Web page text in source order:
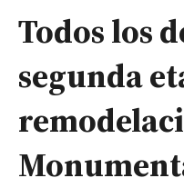
Todos los
segunda